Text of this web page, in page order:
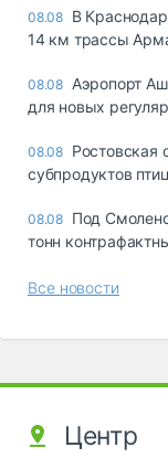
08.08 В
14 км трассы
08.08 Аэропорт
для новых
08.08 Ростовская
субпродуктов
08.08 Под
тонн
Все новости
Центр